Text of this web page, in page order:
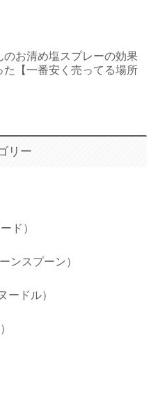
のお清め塩スプレーの効果
た【一番安く売ってる場所
リー
ド）
ンスプーン）
ードル）